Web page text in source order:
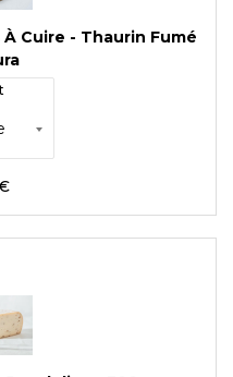
Cuire - Thaurin Fumé